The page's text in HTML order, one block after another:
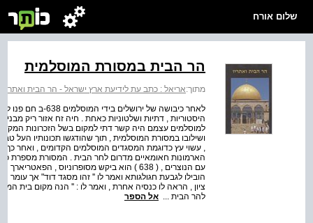
שלום אורח
הר הבית במסורת המוסלמית
מתוך:אריאל : כתב עת לידיעת ארץ ישראל - הר הבית ואתריו
לאחר כיבושה של
היסטוריות , דתיות ושלטוניות כאחת . חיה זח אזור ריק
למוסלמים עצמם היה קשר דתי למקום בשל הזכרונות
ושילובו במסורת המוסלמית , תוך שהודגשו תכונותיו העל
, עשוי עץ כדוגמת המסגדים המוסלמים הקדומים , ואחר
הארמונות חאומאיים מדרום לחר הבית . המסורת מספרת
עם הנוצרים , ( 638 ) הוא ביקש מסופרוניוס ,
הובילו לגבעת חגולגותא ואמר לו '' זהו מסגד דוד" אך
ציון , הראה לו כנסיה אחרת , ואמר לו : '' הנה מקום בית
להר הבית ... אל הספר